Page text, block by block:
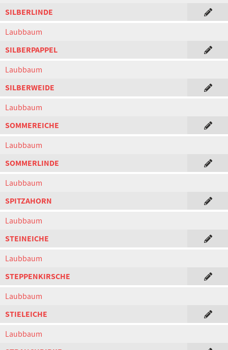
SILBERLINDE
Laubbaum
SILBERPAPPEL
Laubbaum
SILBERWEIDE
Laubbaum
SOMMEREICHE
Laubbaum
SOMMERLINDE
Laubbaum
SPITZAHORN
Laubbaum
STEINEICHE
Laubbaum
STEPPENKIRSCHE
Laubbaum
STIELEICHE
Laubbaum